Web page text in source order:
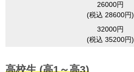
26000円
(税込 28600円)
32000円
(税込 35200円)
高校生(高1～高3)